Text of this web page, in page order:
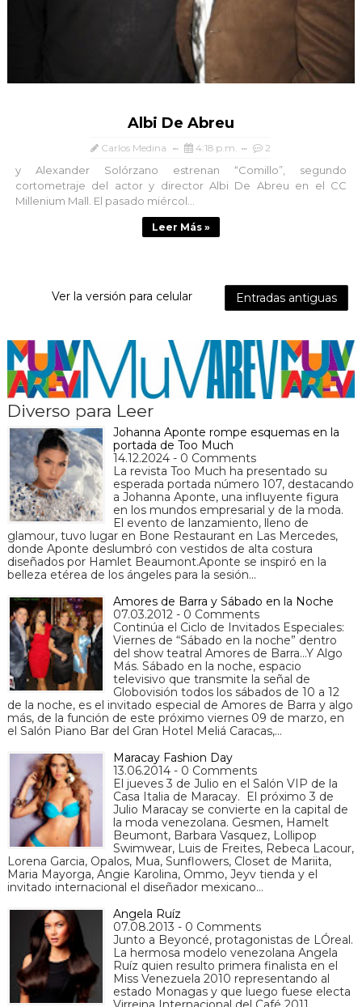
Albi De Abreu
Carlos Medina 4:18 p.m. 2
y Alexander Solórzano estrenan “Comillo”, segundo
cortometraje del actor y director Albi De Abreu en el CC
Millenium Mall. El pasado miércol...
Leer Más »
Entradas antiguas
Ver la versión para celular
Diverso para Leer
Johanna Aponte rompe esquemas en la
portada de Too Much
14.12.2024 - 0 Comments
La revista Too Much ha presentado su
esperada portada número 107, destacando
a Johanna Aponte, una influyente figura
en los mundos empresarial y de la moda.
El evento de lanzamiento, lleno de
glamour, tuvo lugar en Bone Restaurant en Las Mercedes,
donde Aponte deslumbró con vestidos de alta costura
diseñados por Hamlet Beaumont.Aponte se inspiró en la
belleza etérea de los ángeles para la sesión…
Amores de Barra y Sábado en la Noche
07.03.2012 - 0 Comments
Continúa el Ciclo de Invitados Especiales:
Viernes de “Sábado en la noche” dentro
del show teatral Amores de Barra...Y Algo
Más. Sábado en la noche, espacio
televisivo que transmite la señal de
Globovisión todos los sábados de 10 a 12
de la noche, es el invitado especial de Amores de Barra y algo
más, de la función de este próximo viernes 09 de marzo, en
el Salón Piano Bar del Gran Hotel Meliá Caracas,…
Maracay Fashion Day
13.06.2014 - 0 Comments
El jueves 3 de Julio en el Salón VIP de la
Casa Italia de Maracay. El próximo 3 de
Julio Maracay se convierte en la capital de
la moda venezolana. Gesmen, Hamelt
Beumont, Barbara Vasquez, Lollipop
Swimwear, Luis de Freites, Rebeca Lacour,
Lorena Garcia, Opalos, Mua, Sunflowers, Closet de Mariita,
Maria Mayorga, Angie Karolina, Ommo, Jeyv tienda y el
invitado internacional el diseñador mexicano…
Angela Ruíz
07.08.2013 - 0 Comments
Junto a Beyoncé, protagonistas de LÓreal.
La hermosa modelo venezolana Angela
Ruíz quien resulto primera finalista en el
Miss Venezuela 2010 representando al
estado Monagas y que luego fuese electa